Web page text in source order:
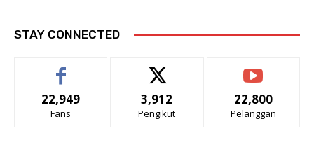
STAY CONNECTED
22,949
Fans
3,912
Pengikut
22,800
Pelanggan